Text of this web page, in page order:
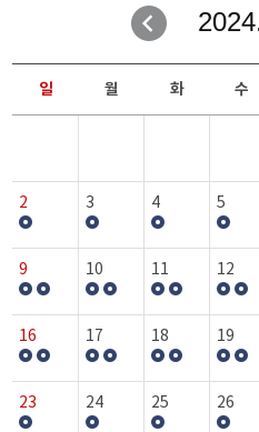
일 월 화 수
2 3 4 5
9 10 11 12
16 17 18 19
23 24 25 26